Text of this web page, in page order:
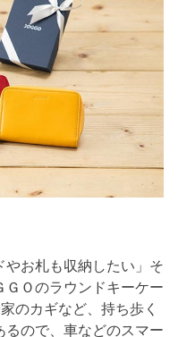
やお札も収納したい」そ
Ｏのラウンドキーケー
のカギなど、持ち歩く
ので、車などのスマー